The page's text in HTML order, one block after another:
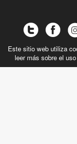
Este sitio web utiliza
leer más sobre el